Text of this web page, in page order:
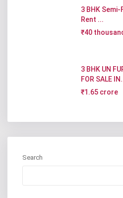
3 BHK
Rent ...
₹40
3 BHK UN
FOR SALE
₹1.65 crore
Search